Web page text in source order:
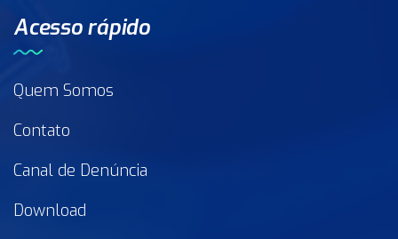
Acesso rápido
Quem Somos
Contato
Canal de Denúncia
Download